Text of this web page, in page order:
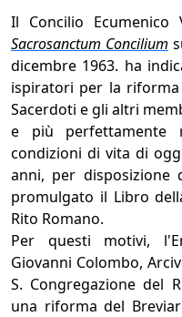
Il Concilio Ecumenico
Sacrosanctum Concilium
dicembre 1963. ha
ispiratori per la riforma
Sacerdoti e gli altri
e più perfettamente
condizioni di vita di
anni, per disposizione
promulgato il Libro
Rito Romano.
Per questi motivi,
Giovanni Colombo,
S. Congregazione del
una riforma del